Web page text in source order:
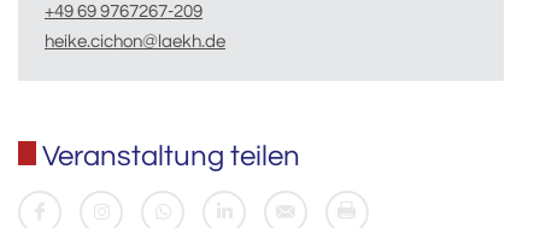
+49 69 9767267-209
heike.cichon@laekh.de
Veranstaltung teilen